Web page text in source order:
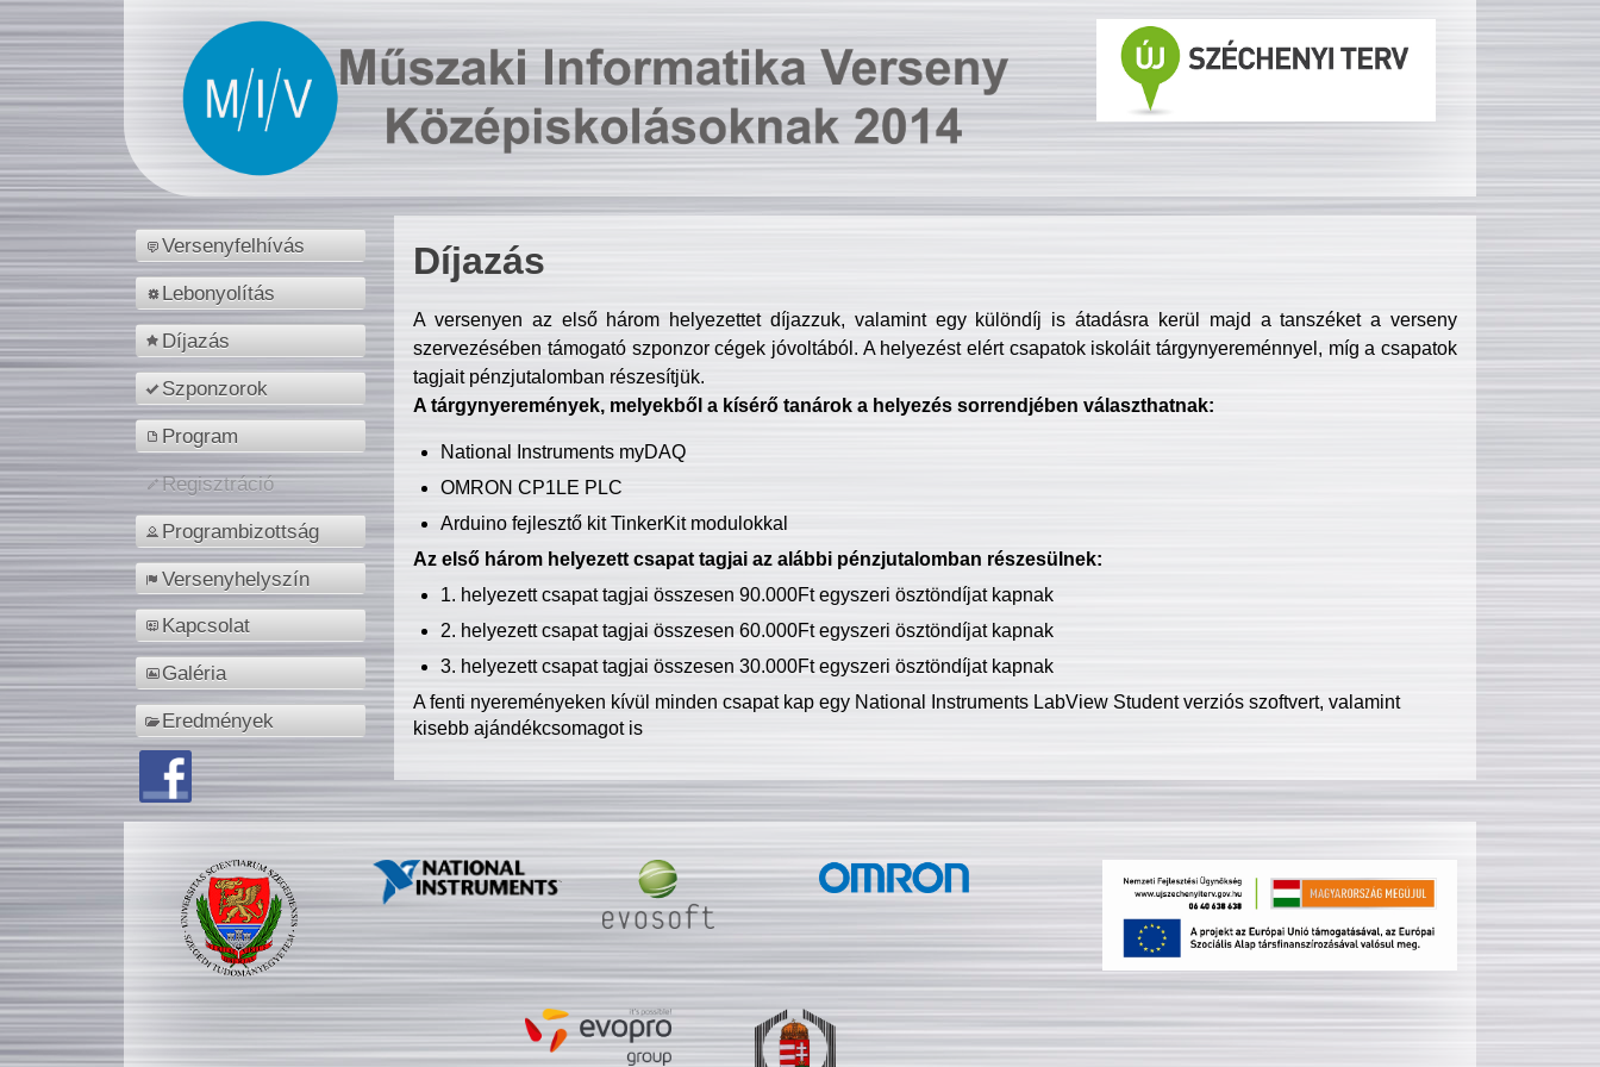
Versenyfelhívás
Lebonyolítás
Díjazás
Szponzorok
Program
Regisztráció
Programbizottság
Versenyhelyszín
Kapcsolat
Galéria
Eredmények
Díjazás
A versenyen az első három helyezettet díjazzuk, valamint egy különdíj is átadásra kerül majd a tanszéket a verseny
szervezésében támogató szponzor cégek jóvoltából. A helyezést elért csapatok iskoláit tárgynyereménnyel, míg a csapatok
tagjait pénzjutalomban részesítjük.
A tárgynyeremények, melyekből a kísérő tanárok a helyezés sorrendjében választhatnak:
National Instruments myDAQ
OMRON CP1LE PLC
Arduino fejlesztő kit TinkerKit modulokkal
Az első három helyezett csapat tagjai az alábbi pénzjutalomban részesülnek:
1. helyezett csapat tagjai összesen 90.000Ft egyszeri ösztöndíjat kapnak
2. helyezett csapat tagjai összesen 60.000Ft egyszeri ösztöndíjat kapnak
3. helyezett csapat tagjai összesen 30.000Ft egyszeri ösztöndíjat kapnak
A fenti nyereményeken kívül minden csapat kap egy National Instruments LabView Student verziós szoftvert, valamint
kisebb ajándékcsomagot is